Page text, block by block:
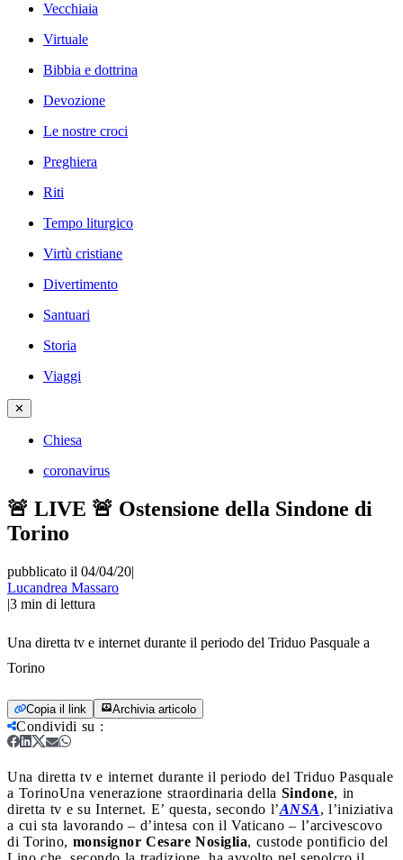
Vecchiaia
Virtuale
Bibbia e dottrina
Devozione
Le nostre croci
Preghiera
Riti
Tempo liturgico
Virtù cristiane
Divertimento
Santuari
Storia
Viaggi
✕
Chiesa
coronavirus
🚨 LIVE 🚨 Ostensione della Sindone di
Torino
pubblicato il 04/04/20|
Lucandrea Massaro
|3 min di lettura
Una diretta tv e internet durante il periodo del Triduo Pasquale a
Torino
Copia il link Archivia articolo
Condividi su :
Una diretta tv e internet durante il periodo del Triduo Pasquale
a TorinoUna venerazione straordinaria della Sindone, in
diretta tv e su Internet. E’ questa, secondo l’ANSA , l’iniziativa
a cui sta lavorando – d’intesa con il Vaticano – l’arcivescovo
di Torino, monsignor Cesare Nosiglia, custode pontificio del